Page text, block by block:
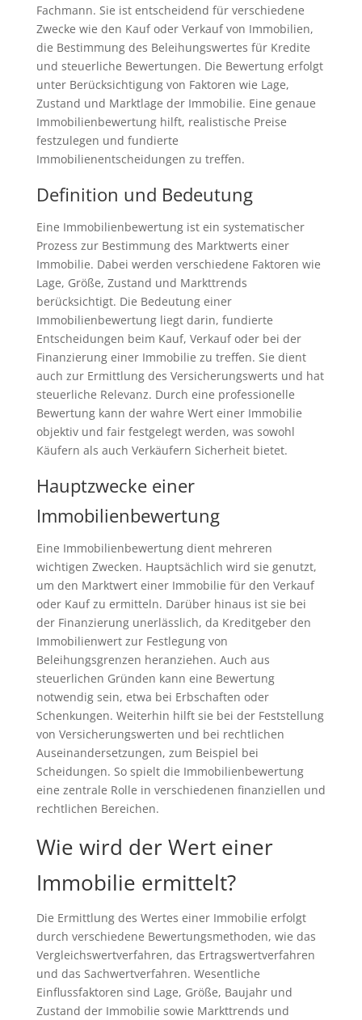
Fachmann. Sie ist entscheidend für verschiedene
Zwecke wie den Kauf oder Verkauf von Immobilien,
die Bestimmung des Beleihungswertes für Kredite
und steuerliche Bewertungen. Die Bewertung erfolgt
unter Berücksichtigung von Faktoren wie Lage,
Zustand und Marktlage der Immobilie. Eine genaue
Immobilienbewertung hilft, realistische Preise
festzulegen und fundierte
Immobilienentscheidungen zu treffen.
Definition und Bedeutung
Eine Immobilienbewertung ist ein systematischer
Prozess zur Bestimmung des Marktwerts einer
Immobilie. Dabei werden verschiedene Faktoren wie
Lage, Größe, Zustand und Markttrends
berücksichtigt. Die Bedeutung einer
Immobilienbewertung liegt darin, fundierte
Entscheidungen beim Kauf, Verkauf oder bei der
Finanzierung einer Immobilie zu treffen. Sie dient
auch zur Ermittlung des Versicherungswerts und hat
steuerliche Relevanz. Durch eine professionelle
Bewertung kann der wahre Wert einer Immobilie
objektiv und fair festgelegt werden, was sowohl
Käufern als auch Verkäufern Sicherheit bietet.
Hauptzwecke einer
Immobilienbewertung
Eine Immobilienbewertung dient mehreren
wichtigen Zwecken. Hauptsächlich wird sie genutzt,
um den Marktwert einer Immobilie für den Verkauf
oder Kauf zu ermitteln. Darüber hinaus ist sie bei
der Finanzierung unerlässlich, da Kreditgeber den
Immobilienwert zur Festlegung von
Beleihungsgrenzen heranziehen. Auch aus
steuerlichen Gründen kann eine Bewertung
notwendig sein, etwa bei Erbschaften oder
Schenkungen. Weiterhin hilft sie bei der Feststellung
von Versicherungswerten und bei rechtlichen
Auseinandersetzungen, zum Beispiel bei
Scheidungen. So spielt die Immobilienbewertung
eine zentrale Rolle in verschiedenen finanziellen und
rechtlichen Bereichen.
Wie wird der Wert einer
Immobilie ermittelt?
Die Ermittlung des Wertes einer Immobilie erfolgt
durch verschiedene Bewertungsmethoden, wie das
Vergleichswertverfahren, das Ertragswertverfahren
und das Sachwertverfahren. Wesentliche
Einflussfaktoren sind Lage, Größe, Baujahr und
Zustand der Immobilie sowie Markttrends und